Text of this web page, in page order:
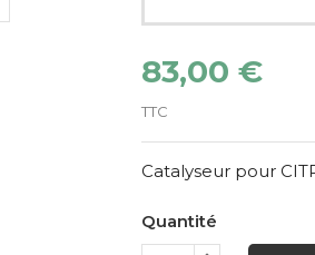
83,00 €
TTC
Catalyseur pour
Quantité